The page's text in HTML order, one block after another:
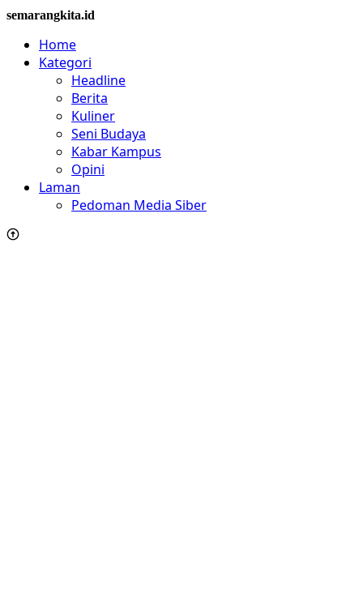
semarangkita.id
Home
Kategori
Headline
Berita
Kuliner
Seni Budaya
Kabar Kampus
Opini
Laman
Pedoman Media Siber